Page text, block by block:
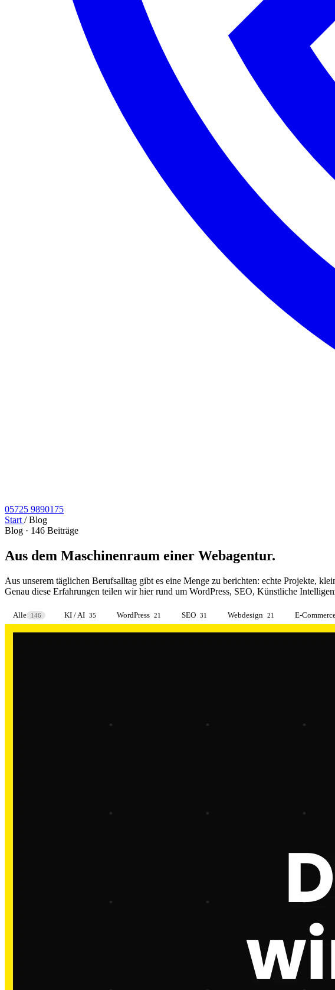
05725 9890175
Start / Blog
Blog · 146 Beiträge
Aus dem Maschinenraum einer Webagentur.
Aus unserem täglichen Berufsalltag gibt es eine Menge zu berichten: echte Projekte,
Genau diese Erfahrungen teilen wir hier rund um WordPress, SEO, Künstliche
Alle 146 KI / AI 35 WordPress 21 SEO 31 Webdesign 21 E-